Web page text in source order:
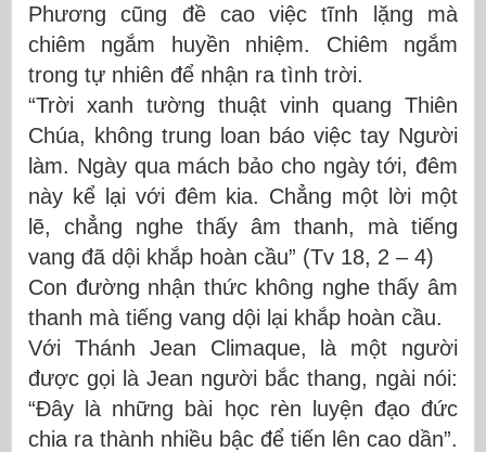
Phương cũng đề cao việc tĩnh lặng mà
chiêm ngắm huyền nhiệm. Chiêm ngắm
trong tự nhiên để nhận ra tình trời.
“Trời xanh tường thuật vinh quang Thiên
Chúa, không trung loan báo việc tay Người
làm. Ngày qua mách bảo cho ngày tới, đêm
này kể lại với đêm kia. Chẳng một lời một
lẽ, chẳng nghe thấy âm thanh, mà tiếng
vang đã dội khắp hoàn cầu” (Tv 18, 2 – 4)
Con đường nhận thức không nghe thấy âm
thanh mà tiếng vang dội lại khắp hoàn cầu.
Với Thánh Jean Climaque, là một người
được gọi là Jean người bắc thang, ngài nói:
“Đây là những bài học rèn luyện đạo đức
chia ra thành nhiều bậc để tiến lên cao dần”.